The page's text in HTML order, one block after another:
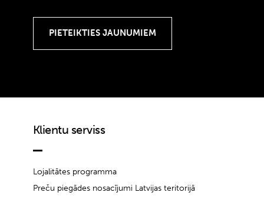
Klientu serviss
Lojalitātes programma
Preču piegādes nosacījumi Latvijas teritorijā